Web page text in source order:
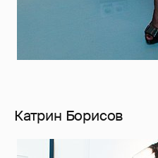
Катрин Борисов